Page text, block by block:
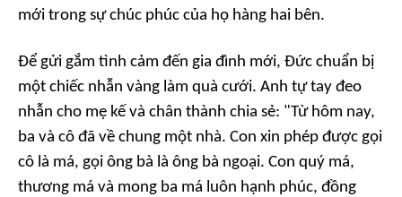
mới trong sự chúc phúc của họ hàng hai bên.
Để gửi gắm tình cảm đến gia đình mới, Đức chuẩn bị
một chiếc nhẫn vàng làm quà cưới. Anh tự tay đeo
nhẫn cho mẹ kế và chân thành chia sẻ: "Từ hôm nay,
ba và cô đã về chung một nhà. Con xin phép được gọi
cô là má, gọi ông bà là ông bà ngoại. Con quý má,
thương má và mong ba má luôn hạnh phúc, đồng